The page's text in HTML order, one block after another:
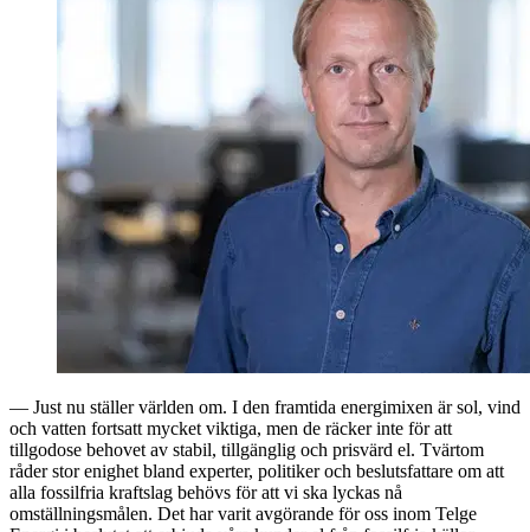
— Just nu ställer världen om. I den framtida energimixen är sol, vind
och vatten fortsatt mycket viktiga, men de räcker inte för att
tillgodose behovet av stabil, tillgänglig och prisvärd el. Tvärtom
råder stor enighet bland experter, politiker och beslutsfattare om att
alla fossilfria kraftslag behövs för att vi ska lyckas nå
omställningsmålen. Det har varit avgörande för oss inom Telge